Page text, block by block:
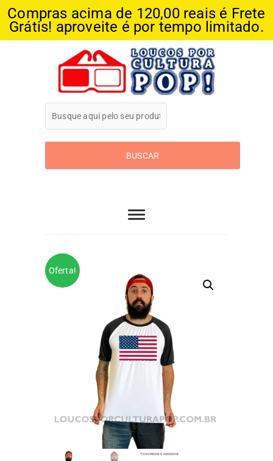
Compras acima de 120,00 reais é Frete
Grátis! aproveite é por tempo limitado.
Loucos Por
Cultura Pop
Oferta!